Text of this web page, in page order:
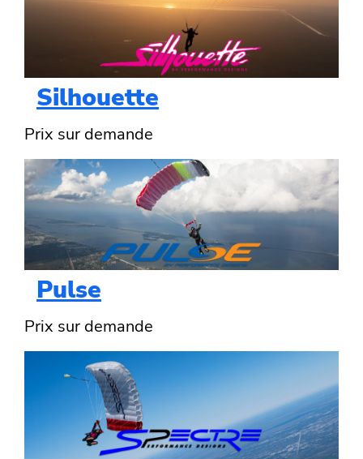
Silhouette
Prix sur demande
Pulse
Prix sur demande